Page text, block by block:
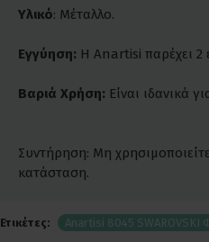
Υλικό: Μέταλλο.
Εγγύηση: Η Anartisi παρέχει 2
Βαριά Χρήση: Είναι ιδανικά
Συντήρηση: Μη
κατάσταση.
Ετικέτες: Anartisi 8045 SWAROVSKI